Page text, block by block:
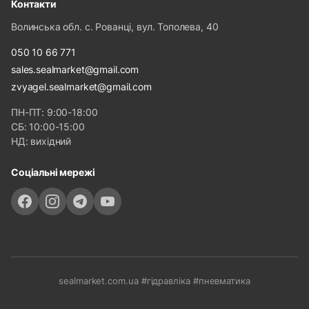
Контакти
Волинська обл. с. Рованці, вул. Тополева, 40
050 10 66 771
sales.sealmarket@gmail.com
zvyagel.sealmarket@gmail.com
ПН-ПТ: 9:00-18:00
СБ: 10:00-15:00
НД: вихідний
Соціальні мережі
sealmarket.com.ua #гідравліка #пневматика